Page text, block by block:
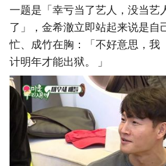
一题是「幸亏当了艺人，没当艺
了」，金希澈立即站起来说是自
忙、成竹在胸：「不好意思，我
计明年才能出狱。 」